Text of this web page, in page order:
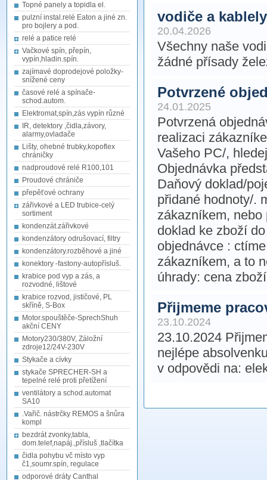
Topné panely a topidla el.
pulzní instal.relé Eaton a jiné zn.
pro bojlery a pod.
relé a patice relé
Vačkové spín, přepín,
vypín,hladin.spín.
zajímavé doprodejové položky-
snížené ceny
časové relé a spínače-
schod.autom.
Elektromat,spín,zás vypín různé
IR, detektory ,čidla,závory,
alarmy,ovladače
Lišty, ohebné trubky,kopoflex
chráničky
nadproudové relé R100,101
Proudové chrániče
přepěťové ochrany
zářivkové a LED trubice-celý
sortiment
kondenzát.zářivkové
kondenzátory odrušovací, filtry
kondenzátory.rozběhové a jiné
konektory -fastony-autopřísluš.
krabice pod vyp a zás, a
rozvodné, lištové
krabice rozvod, jističové, PL
skříně, S-Box
Motor.spouštěče-SprechShuh
akční CENY
Motory230/380V, Záložní
zdroje12/24V-230V
Stykače a cívky
stykače SPRECHER-SH a
tepelné relé proti přetížení
ventilátory a schod.automat
SA10
.Vařič. nástrčky REMOS a šnůra
kompl
bezdrát zvonky,tabla,
dom.telef,napáj.,přísluš ,tlačítka
čidla pohybu vč místo vyp
č1,soumr.spín, regulace
odporové dráty Canthal
vodiče a
20.04.2026
Všechny naše
žádné přísady
Potvrzené
24.01.2025
Potvrzená
realizaci
Vašeho PC/,
Objednávka
Daňový doklad/
přidané hodnoty/.
zákazníkem,
doklad ke zboží
objednávce :
zákazníkem, a to
úhrady: cena
Přijmeme
23.10.2024
23.10.2024
nejlépe
v odpovědi na: